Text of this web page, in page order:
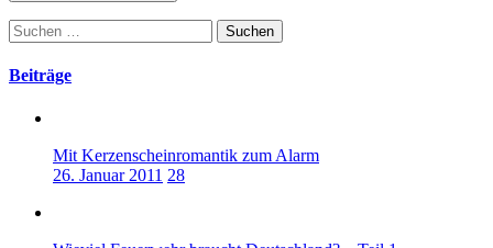
Suchen
nach:
Beiträge
Mit Kerzenscheinromantik zum Alarm
26. Januar 2011 28